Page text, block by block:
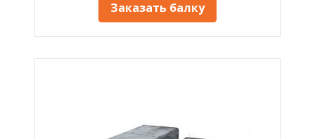
Заказать балку